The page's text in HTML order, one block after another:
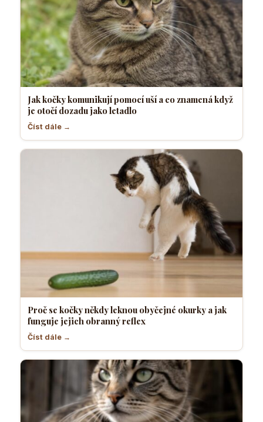
Jak kočky komunikují pomocí uší a co znamená když
je otočí dozadu jako letadlo
Číst dále →
Proč se kočky někdy leknou obyčejné okurky a jak
funguje jejich obranný reflex
Číst dále →